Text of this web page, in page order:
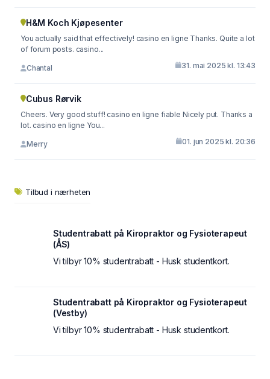
H&M Koch Kjøpesenter
You actually said that effectively! casino en ligne Thanks. Quite a lot
of forum posts. casino...
Chantal 31. mai 2025 kl. 13:43
Cubus Rørvik
Cheers. Very good stuff! casino en ligne fiable Nicely put. Thanks a
lot. casino en ligne You...
Merry 01. jun 2025 kl. 20:36
Tilbud i nærheten
Studentrabatt på Kiropraktor og Fysioterapeut
(ÅS)
Vi tilbyr 10% studentrabatt - Husk studentkort.
Studentrabatt på Kiropraktor og Fysioterapeut
(Vestby)
Vi tilbyr 10% studentrabatt - Husk studentkort.